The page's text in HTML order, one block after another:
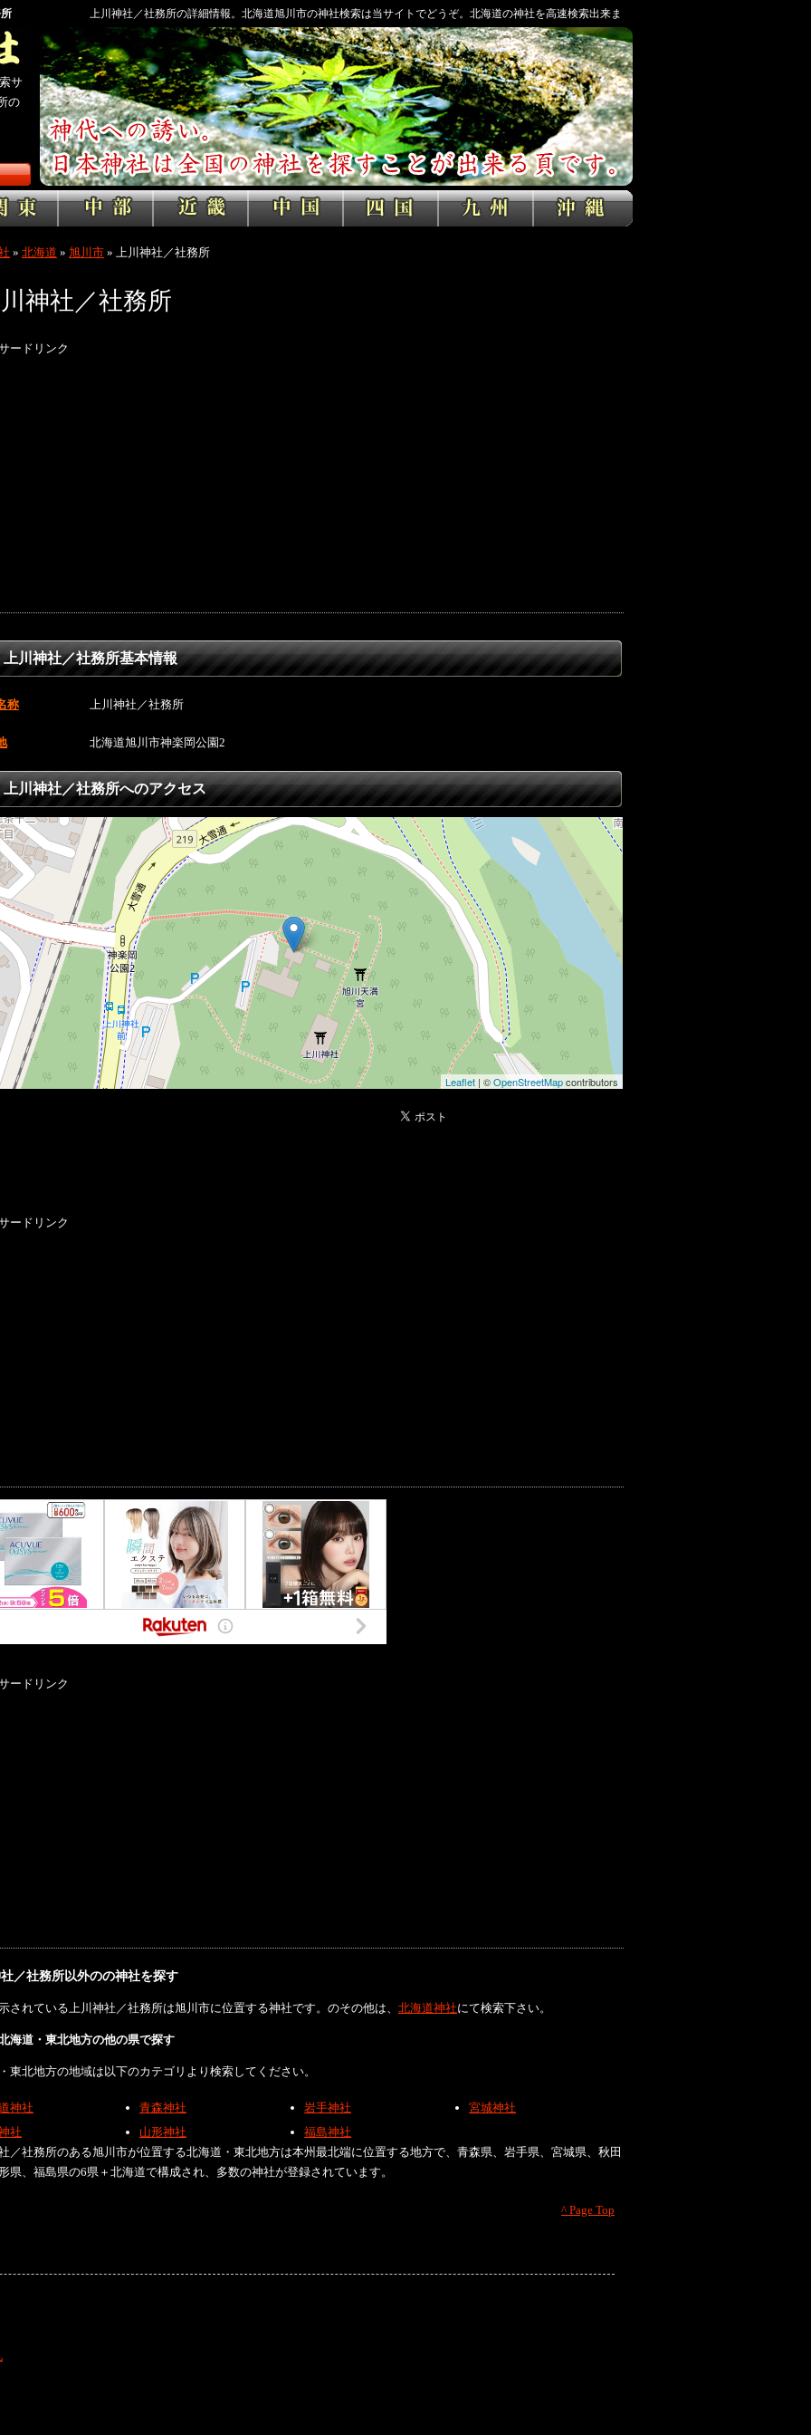
上川神社／社務所の詳細情報。北海道旭川市の神社検索は当サイトでどうぞ。北海道の神社を高速検索出来ま
す。
サ
の
» 北海道 » 旭川市 » 上川神社／社務所
神社／社務所
ードリンク
上川神社／社務所基本情報
称 上川神社／社務所
北海道旭川市神楽岡公園2
上川神社／社務所へのアクセス
Leaflet | ©OpenStreetMapcontributors
ードリンク
ードリンク
／社務所以外のの神社を探す
されている上川神社／社務所は旭川市に位置する神社です。のその他は、 北海道神社にて検索下さい。
海道・東北地方の他の県で探す
東北地方の地域は以下のカテゴリより検索してください。
神社 青森神社 岩手神社
宮城神社
社
山形神社
福島神社
／社務所のある旭川市が位置する北海道・東北地方は本州最北端に位置する地方で、青森県、岩手県、宮城県、秋田
県、福島県の6県＋北海道で構成され、多数の神社が登録されています。
^ Page Top